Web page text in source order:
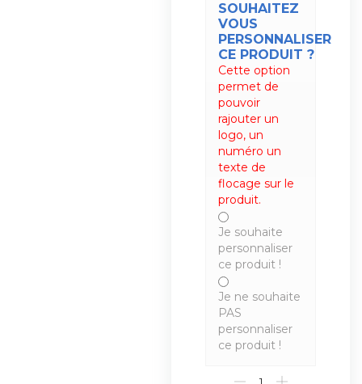
SOUHAITEZ
VOUS
PERSONNALISER
CE PRODUIT ?
Cette option
permet de
pouvoir
rajouter un
logo, un
numéro un
texte de
flocage sur le
produit.
Je souhaite
personnaliser
ce produit !
Je ne souhaite
PAS
personnaliser
ce produit !